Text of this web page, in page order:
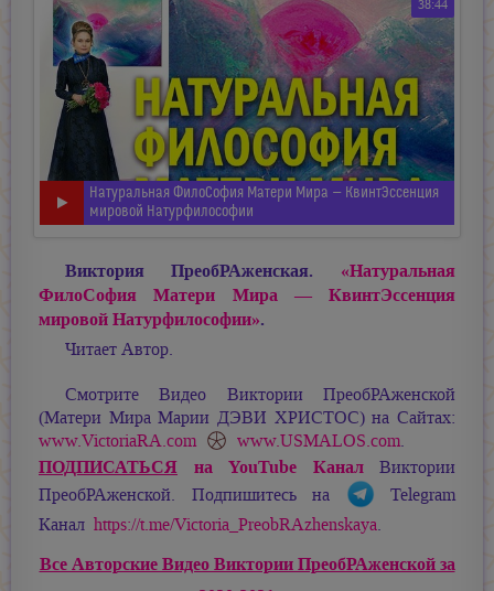
38:44
Натуральная ФилоСофия Матери Мира — КвинтЭссенция
мировой Натурфилософии
Виктория ПреобРАженская. «Натуральная
ФилоСофия Матери Мира — КвинтЭссенция
мировой Натурфилософии».
Читает Автор.
Смотрите Видео Виктории ПреобРАженской
(Матери МираМарии ДЭВИ ХРИСТОС) на Сайтах:
www.VictoriaRA.com
www.USMALOS.com.
ПОДПИСАТЬСЯ на YouTube КаналВиктории
ПреобРАженской. Подпишитесь на
Telegram
Канал https://t.me/Victoria_PreobRAzhenskaya.
Все Авторские Видео Виктории ПреобРАженской за